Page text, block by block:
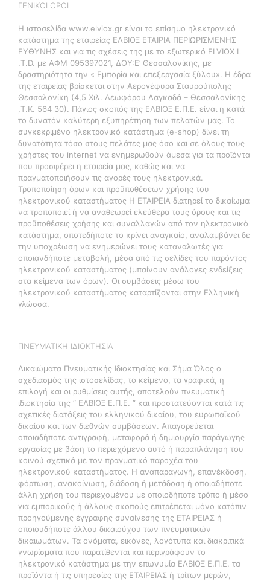
ΓΕΝΙΚΟΙ ΟΡΟΙ
H ιστοσελίδα www.elviox.gr είναι το επίσημο ηλεκτρονικό
κατάστημα της εταιρείας ΕΛΒΙΟΞ ΕΤΑΙΡΙΑ ΠΕΡΙΩΡΙΣΜΕΝΗΣ
ΕΥΘΥΝΗΣ και για τις σχέσεις της με το εξωτερικό ELVIOX L
.T.D. με ΑΦΜ 095397021, ΔΟY:Ε’ Θεσσαλονίκης, με
δραστηριότητα την « Εμπορία και επεξεργασία ξύλου». Η έδρα
της εταιρείας βρίσκεται στην Αερογέφυρα Σταυρούπολης
Θεσσαλονίκη (4,5 Χιλ. Λεωφόρου Λαγκαδά – Θεσσαλονίκης
,Τ.Κ. 564 30). Πάγιος σκοπός της ΕΛΒΙΟΞ Ε.Π.Ε. είναι η κατά
το δυνατόν καλύτερη εξυπηρέτηση των πελατών μας. Το
συγκεκριμένο ηλεκτρονικό κατάστημα (e-shop) δίνει τη
δυνατότητα τόσο στους πελάτες μας όσο και σε όλους τους
χρήστες του internet να ενημερωθούν άμεσα για τα προϊόντα
που προσφέρει η εταιρεία μας, καθώς και να
πραγματοποιήσουν τις αγορές τους ηλεκτρονικά.
Τροποποίηση όρων και προϋποθέσεων χρήσης του
ηλεκτρονικού καταστήματος Η ΕΤΑΙΡΕΙΑ διατηρεί το δικαίωμα
να τροποποιεί ή να αναθεωρεί ελεύθερα τoυς όρους και τις
προϋποθέσεις χρήσης και συναλλαγών από τον ηλεκτρονικό
κατάστημα, οποτεδήποτε το κρίνει αναγκαίο, αναλαμβάνει δε
την υποχρέωση να ενημερώνει τους καταναλωτές για
οποιανδήποτε μεταβολή, μέσα από τις σελίδες του παρόντος
ηλεκτρονικού καταστήματος (μπαίνουν ανάλογες ενδείξεις
στα κείμενα των όρων). Οι συμβάσεις μέσω του
ηλεκτρονικού καταστήματος καταρτίζονται στην Ελληνική
γλώσσα.
ΠΝΕΥΜΑΤΙΚΗ ΙΔΙΟΚΤΗΣΙΑ
Δικαιώματα Πνευματικής Ιδιοκτησίας και Σήμα Όλος ο
σχεδιασμός της ιστοσελίδας, το κείμενο, τα γραφικά, η
επιλογή και οι ρυθμίσεις αυτής, αποτελούν πνευματική
ιδιοκτησία της “ ΕΛΒΙΟΞ Ε.Π.Ε. ” και προστατεύονται κατά τις
σχετικές διατάξεις του ελληνικού δικαίου, του ευρωπαϊκού
δικαίου και των διεθνών συμβάσεων. Απαγορεύεται
οποιαδήποτε αντιγραφή, μεταφορά ή δημιουργία παράγωγης
εργασίας με βάση το περιεχόμενο αυτό ή παραπλάνηση του
κοινού σχετικά με τον πραγματικό παροχέα του
ηλεκτρονικού καταστήματος. Η αναπαραγωγή, επανέκδοση,
φόρτωση, ανακοίνωση, διάδοση ή μετάδοση ή οποιαδήποτε
άλλη χρήση του περιεχομένου με οποιοδήποτε τρόπο ή μέσο
για εμπορικούς ή άλλους σκοπούς επιτρέπεται μόνο κατόπιν
προηγούμενης έγγραφης συναίνεσης της ΕΤΑΙΡΕΙΑΣ ή
οποιουδήποτε άλλου δικαιούχου των πνευματικών
δικαιωμάτων. Τα ονόματα, εικόνες, λογότυπα και διακριτικά
γνωρίσματα που παρατίθενται και περιγράφουν το
ηλεκτρονικό κατάστημα με την επωνυμία ΕΛΒΙΟΞ Ε.Π.Ε. τα
προϊόντα ή τις υπηρεσίες της ΕΤΑΙΡΕΙΑΣ ή τρίτων μερών,